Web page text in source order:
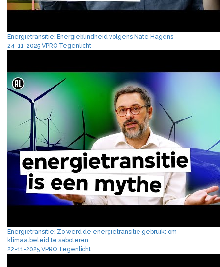
Energietransitie: Energieblindheid volgens Nate Hagens
24-11-2025 VPRO Tegenlicht
Energietransitie: Zo werd de energietransitie gebruikt om
klimaatbeleid te saboteren
22-11-2025 VPRO Tegenlicht